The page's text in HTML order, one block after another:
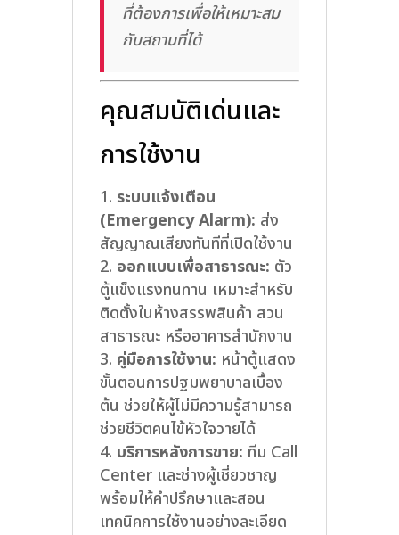
ที่ต้องการเพื่อให้เหมาะสม
กับสถานที่ได้
คุณสมบัติเด่นและ
การใช้งาน
ระบบแจ้งเตือน
(Emergency Alarm): ส่ง
สัญญาณเสียงทันทีที่เปิดใช้งาน
ออกแบบเพื่อสาธารณะ: ตัว
ตู้แข็งแรงทนทาน เหมาะสำหรับ
ติดตั้งในห้างสรรพสินค้า สวน
สาธารณะ หรืออาคารสำนักงาน
คู่มือการใช้งาน: หน้าตู้แสดง
ขั้นตอนการปฐมพยาบาลเบื้อง
ต้น ช่วยให้ผู้ไม่มีความรู้สามารถ
ช่วยชีวิตคนไข้หัวใจวายได้
บริการหลังการขาย: ทีม Call
Center และช่างผู้เชี่ยวชาญ
พร้อมให้คำปรึกษาและสอน
เทคนิคการใช้งานอย่างละเอียด